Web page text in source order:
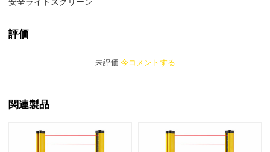
評価
未評価 今コメントする
関連製品